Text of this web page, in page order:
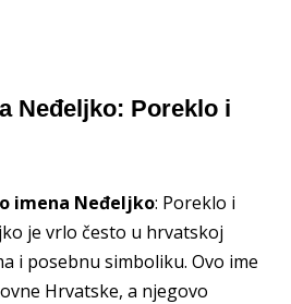
Neđeljko: Poreklo i
imena Neđeljko: Poreklo i
je vrlo često u hrvatskoj
i posebnu simboliku. Ovo ime
Hrvatske, a njegovo